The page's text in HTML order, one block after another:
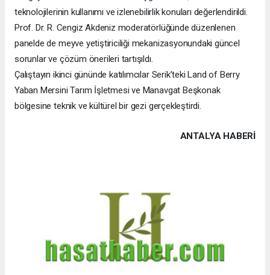
teknolojilerinin kullanımı ve izlenebilirlik konuları değerlendirildi.
Prof. Dr. R. Cengiz Akdeniz moderatörlüğünde düzenlenen
panelde de meyve yetiştiriciliği mekanizasyonundaki güncel
sorunlar ve çözüm önerileri tartışıldı.
Çalıştayın ikinci gününde katılımcılar Serik’teki Land of Berry
Yaban Mersini Tarım İşletmesi ve Manavgat Beşkonak
bölgesine teknik ve kültürel bir gezi gerçekleştirdi.
ANTALYA HABERİ